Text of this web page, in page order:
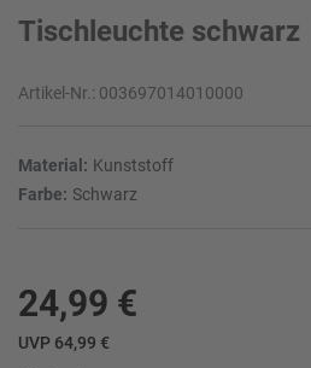
Tischleuchte schwarz
Artikel-Nr.: 003697014010000
Material: Kunststoff
Farbe: Schwarz
24,99 €
UVP 64,99 €